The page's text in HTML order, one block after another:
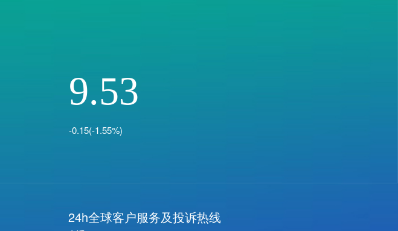
9.53
-0.15(-1.55%)
24h全球客户服务及投诉热线